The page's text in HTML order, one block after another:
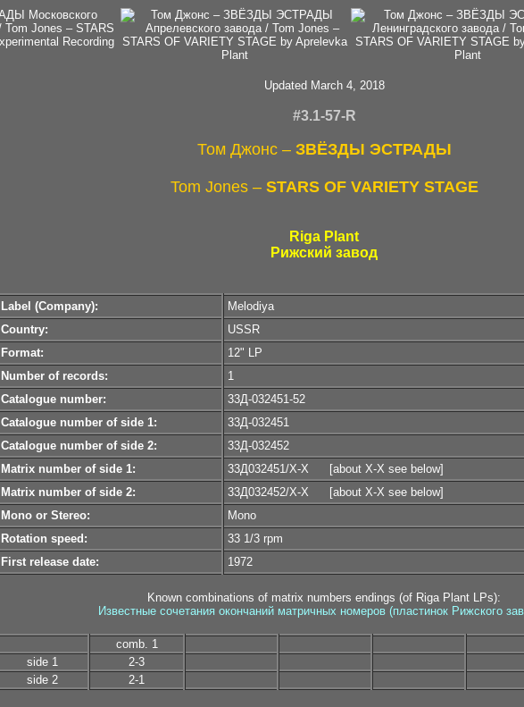
Updated March 4, 2018
#3.1-57-R
Том Джонс – ЗВЁЗДЫ ЭСТРАДЫ
Tom Jones – STARS OF VARIETY STAGE
Riga Plant
Рижский завод
Label (Company):
Melodiya
Country:
USSR
Format:
12" LP
Number of records:
1
Catalogue number:
33Д-032451-52
Catalogue number of side 1:
33Д-032451
Catalogue number of side 2:
33Д-032452
Matrix number of side 1:
33Д032451/X-X
[about X-X see below]
Matrix number of side 2:
33Д032452/X-X
[about X-X see below]
Mono or Stereo:
Mono
Rotation speed:
33 1/3 rpm
First release date:
1972
Known combinations of matrix numbers endings (of Riga Plant LPs):
Известные сочетания окончаний матричных номеров (пластинок Рижского
comb. 1
side 1
2-3
side 2
2-1